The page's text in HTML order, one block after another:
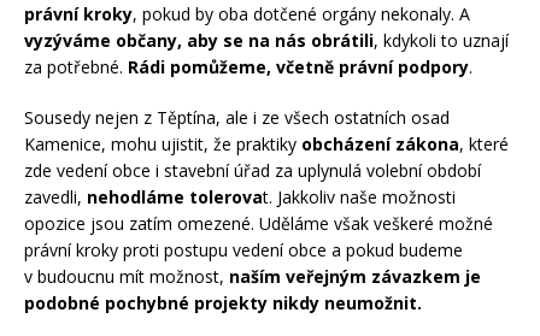
právní kroky, pokud by oba dotčené orgány nekonaly. A
vyzýváme občany, aby se na nás obrátili, kdykoli to uznají
za potřebné. Rádi pomůžeme, včetně právní podpory.
Sousedy nejen z Těptína, ale i ze všech ostatních osad
Kamenice, mohu ujistit, že praktiky obcházení zákona, které
zde vedení obce i stavební úřad za uplynulá volební období
zavedli, nehodláme tolerovat. Jakkoliv naše možnosti
opozice jsou zatím omezené. Uděláme však veškeré možné
právní kroky proti postupu vedení obce a pokud budeme
v budoucnu mít možnost, naším veřejným závazkem je
podobné pochybné projekty nikdy neumožnit.